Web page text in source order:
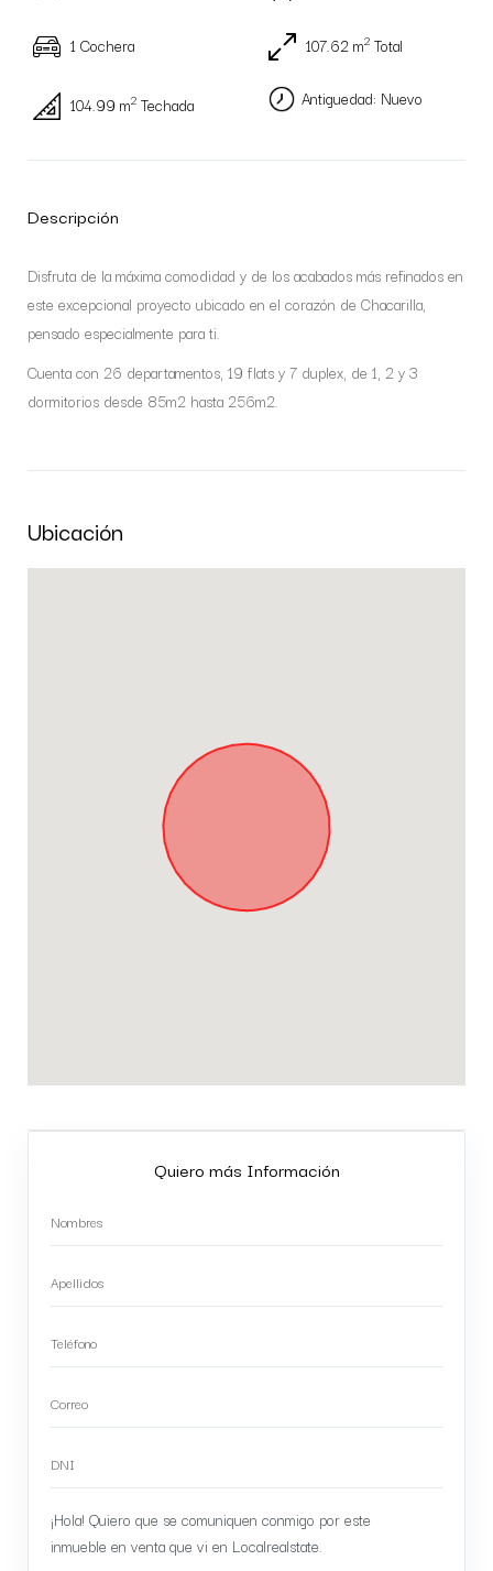
1 Cochera 107.62 m2 Total
104.99 m2 Techada Antiguedad: Nuevo
Descripción
Disfruta de la máxima comodidad y de los acabados más refinados en
este excepcional proyecto ubicado en el corazón de Chacarilla,
pensado especialmente para ti.
Cuenta con 26 departamentos, 19 flats y 7 duplex, de 1, 2 y 3
dormitorios desde 85m2 hasta 256m2.
Ubicación
Quiero más Información